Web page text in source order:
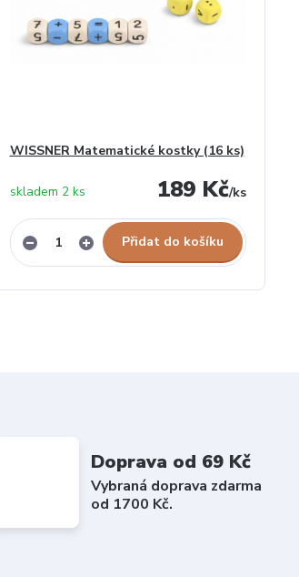
WISSNER Matematické kostky (16 ks)
189 Kč/ks
skladem 2 ks
Přidat do košíku
Doprava od 69 Kč
Vybraná doprava zdarma
od 1700 Kč.